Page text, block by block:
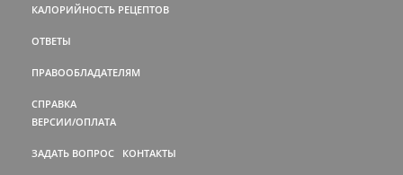
КАЛОРИЙНОСТЬ РЕЦЕПТОВ
ОТВЕТЫ
ПРАВООБЛАДАТЕЛЯМ
СПРАВКА
ВЕРСИИ/ОПЛАТА
ЗАДАТЬ ВОПРОС КОНТАКТЫ